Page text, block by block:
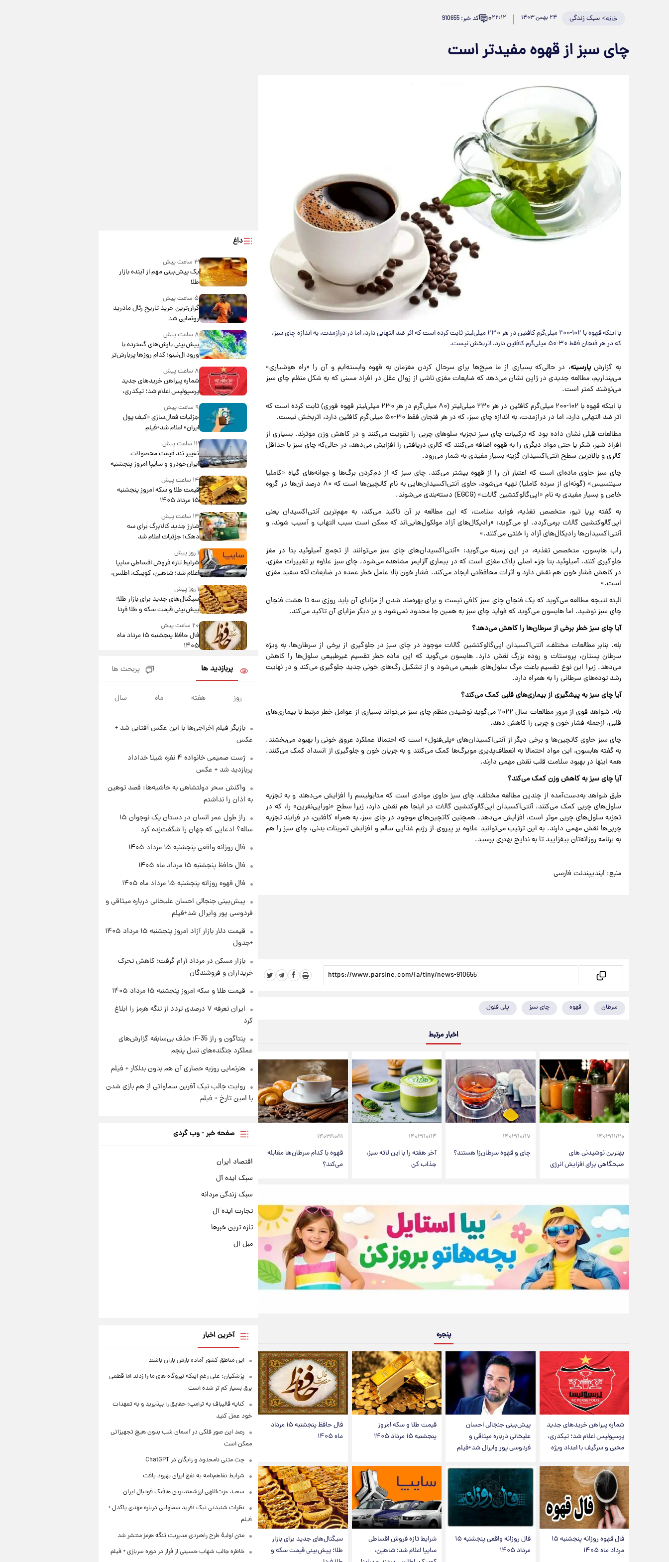
خانه>سبک زندگی ۲۴ بهمن ۱۴۰۳ ۲۲:۱۲۰ کد خبر: 910655
چای سبز از قهوه مفید‌تر است
با اینکه قهوه با ۱۰۲-۲۰۰ میلی‌گرم کافئین در هر ۲۳۰ میلی‌لیتر ثابت کرده است که اثر ضد التهابی دارد، اما در درازمدت، به اندازه چای سبز،
که در هر فنجان فقط ۳۰-۵۰ میلی‌گرم کافئین دارد، اثربخش نیست.
به گزارشپارسینه، در حالی‌که بسیاری از ما صبح‌ها برای سرحال کردن مغزمان به قهوه وابسته‌ایم و آن را «راه هوشیاری»
می‌پنداریم، مطالعه جدیدی در ژاپن نشان می‌دهد که ضایعات مغزی ناشی از زوال عقل در افراد مسنی که به شکل منظم چای سبز
می‌نوشند کمتر است.
با اینکه قهوه با ۱۰۲-۲۰۰ میلی‌گرم کافئین در هر ۲۳۰ میلی‌لیتر (۸۰ میلی‌گرم در هر ۲۳۰ میلی‌لیتر قهوه فوری) ثابت کرده است که
اثر ضد التهابی دارد، اما در درازمدت، به اندازه چای سبز، که در هر فنجان فقط ۳۰-۵۰ میلی‌گرم کافئین دارد، اثربخش نیست.
مطالعات قبلی نشان داده بود که ترکیبات چای سبز تجزیه سلو‌های چربی را تقویت می‌کنند و در کاهش وزن موثرند. بسیاری از
افراد شیر، شکر یا حتی مواد دیگری را به قهوه اضافه می‌کنند که کالری دریافتی را افزایش می‌دهد، در حالی‌که چای سبز با حداقل
کالری و بالاترین سطح آنتی‌اکسیدان گزینه بسیار مفیدی به شمار می‌رود.
چای سبز حاوی ماده‌ای است که اعتبار آن را از قهوه بیشتر می‌کند. چای سبز که از دم‌کردن برگ‌ها و جوانه‌های گیاه «کاملیا
سیننسیس» (گونه‌ای از سرده کاملیا) تهیه می‌شود، حاوی آنتی‌اکسیدان‌هایی به نام کاتچین‌ها است که ۸۰ درصد آن‌ها در گروه
خاص و بسیار مفیدی به نام «اپی‌گالوکتشین گالات» (EGCG) دسته‌بندی می‌شوند.
به گفته پریا تیو، متخصص تغذیه، فواید سلامت، که این مطالعه بر آن تاکید می‌کند، به مهم‌ترین آنتی‌اکسیدان یعنی
اپی‌گالوکتشین گالات برمی‌گردد. او می‌گوید: «رادیکال‌های آزاد مولکول‌هایی‌اند که ممکن است سبب التهاب و آسیب شوند، و
آنتی‌اکسیدان‌ها رادیکال‌های آزاد را خنثی می‌‌کنند.»
راب هابسون، متخصص تغذیه، در این زمینه می‌گوید: «آنتی‌اکسیدان‌های چای سبز می‌توانند از تجمع آمیلوئید بتا در مغز
جلوگیری کنند. آمیلوئید بتا جز‌ء اصلی پلاک‌ مغزی است که در بیماری آلزایمر مشاهده می‌شود. چای سبز علاوه بر تغییرات مغزی،
در کاهش فشار خون هم نقش دارد و اثرات محافظتی ایجاد می‌کند. فشار خون بالا عامل خطر عمده در ضایعات لکه سفید مغزی
است.»
البته نتیجه مطالعه می‌گوید که یک فنجان چای سبز کافی نیست و برای بهره‌مند شدن از مزایای آن باید روزی سه تا هشت فنجان
چای سبز نوشید. اما هابسون می‌گوید که فواید چای سبز به همین جا محدود نمی‌شود و بر دیگر مزایای آن تاکید می‌‌کند.
آیا چای سبز خطر برخی از سرطان‌ها را کاهش می‌دهد؟
بله. بنابر مطالعات مختلف، آنتی‌اکسیدان اپی‌گالوکتشین گالات موجود در چای سبز در جلوگیری از برخی از سرطان‌ها، به ویژه
سرطان‌ پستان، پروستات و روده بزرگ نقش دارد. هابسون می‌گوید که این ماده خطر تقسیم غیرطبیعی سلول‌ها را کاهش
می‌دهد. زیرا این نوع تقسیم‌ باعث مرگ سلول‌های طبیعی می‌شود و از تشکیل رگ‌‌های خونی جدید جلوگیری می‌کند و در نهایت
رشد توده‌های سرطانی را به همراه دارد.
آیا چای سبز به پیشگیری از بیماری‌های قلبی کمک می‌کند؟
بله. شواهد قوی از مرور مطالعات سال ۲۰۲۲ می‌‌‌گوید نوشیدن منظم چای سبز می‌تواند بسیاری از عوامل خطر مرتبط با بیماری‌های
قلبی، ازجمله فشار خون و چربی را کاهش دهد.
چای سبز حاوی کاتچین‌ها و برخی دیگر از آنتی‌اکسیدان‌های «پلی‌فنول» است که احتمالا عملکرد عروق خونی را بهبود می‌بخشند.
به گفته هابسون، این مواد احتمالا به انعطاف‌پذیری مویرگ‌ها کمک می‌کنند و به جریان خون و جلوگیری از انسداد کمک می‌کنند.
همه اینها در بهبود سلامت قلب نقش مهمی دارند.
آیا چای سبز به کاهش وزن کمک می‌کند؟
طبق شواهد به‌دست‌آمده از چندین مطالعه مختلف، چای سبز حاوی موادی است که متابولیسم را افزایش می‌دهند و به تجزیه
سلول‌های چربی کمک می‌کنند. آنتی‌اکسیدان اپی‌گالوکتشین گالات در اینجا هم نقش دارد، زیرا سطح «نوراپی‌نفرین» را، که در
تجزیه سلول‌های چربی موثر است، افزایش می‌دهد. همچنین کاتچین‌های موجود در چای سبز، به همراه کافئین، در فرایند تجزیه
چربی‌ها نقش مهمی دارند. به این ترتیب می‌توانید علاوه بر پیروی از رژیم غذایی سالم و افزایش تمرینات بدنی، چای سبز را هم
به برنامه روزانه‌تان بیفزایید تا به نتایج بهتری برسید.
منبع: ایندیپندنت فارسی
سرطان قهوه چای سبز پلی فنول
اخبار مرتبط
۱۴۰۳/۱۱/۲۰
بهترین نوشیدنی های
صبحگاهی برای افزایش انرژی
۱۴۰۳/۱۰/۱۷
چای و قهوه سرطان‌زا هستند؟
۱۴۰۳/۱۰/۱۴
آخر هفته را با این لاته سبز،
جذاب کن
۱۴۰۳/۱۰/۱۱
قهوه با کدام سرطان‌ها مقابله
می‌کند؟
پنجره
شماره پیراهن خریدهای جدید
پرسپولیس اعلام شد؛ تیکدری،
محبی و سرگیف با اعداد ویژه
پیش‌بینی جنجالی احسان
علیخانی درباره میثاقی و
فردوسی پور وایرال شد+فیلم
قیمت طلا و سکه امروز
پنجشنبه ۱۵ مرداد ۱۴۰۵
فال حافظ پنجشنبه ۱۵ مرداد
ماه ۱۴۰۵
فال قهوه روزانه پنجشنبه ۱۵
مرداد ماه ۱۴۰۵
فال روزانه واقعی پنجشنبه ۱۵
مرداد ۱۴۰۵
شرایط تازه فروش اقساطی
سایپا اعلام شد؛ شاهین،
سیگنال‌های جدید برای بازار
طلا؛ پیش‌بینی قیمت سکه و
داغ
۳ ساعت پیش
یک پیش‌بینی مهم از آینده بازار
طلا
۵ ساعت پیش
گران‌ترین خرید تاریخ رئال مادرید
رونمایی شد
۸ ساعت پیش
پیش‌بینی بارش‌های گسترده با
ورود ال‌نینو؛ کدام روزها پربارش‌تر
۸ ساعت پیش
شماره پیراهن خریدهای جدید
پرسپولیس اعلام شد؛ تیکدری،
۹ ساعت پیش
جزئیات فعال‌سازی «کیف پول
ایران» اعلام شد+فیلم
۱۲ ساعت پیش
تغییر تند قیمت محصولات
ایران‌خودرو و سایپا امروز پنجشنبه
۱۵ مرداد ۱۴۰۵ +جدول
۱۴ ساعت پیش
قیمت طلا و سکه امروز پنجشنبه
۱۵ مرداد ۱۴۰۵
۱۴ ساعت پیش
شارژ جدید کالابرگ برای سه
دهک؛ جزئیات اعلام شد
۱ روز پیش
شرایط تازه فروش اقساطی سایپا
اعلام شد؛ شاهین، کوییک، اطلس،
سهند و ساینا با اقساط بلندمدت +
جدول۱ روز پیش
سیگنال‌های جدید برای بازار طلا؛
پیش‌بینی قیمت سکه و طلا فردا
۲۰ ساعت پیش
فال حافظ پنجشنبه ۱۵ مرداد ماه
۱۴۰۵
فال قهوه روزانه پنجشنبه ۱۵ مرداد
ماه ۱۴۰۵
۲۲ ساعت پیش
چهارشنبه ۱۴ مرداد + جدول
۱ روز پیش
تولید سایپا؛ نام خودرو، مبلغ پیش
مشارکت چند درصد است؟
پربازدید ها پربحث ها
روز هفته ماه سال
بازیگر فیلم اخراجی‌ها با این عکس آفتابی شد +
عکس
ژست صمیمی خانواده ۴ نفره شیلا خداداد
پربازدید شد + عکس
واکنش سحر دولتشاهی به حاشیه‌ها: قصد توهین
به اذان را نداشتم
راز طول عمر انسان در دستان یک نوجوان ۱۵
ساله؟ ادعایی که جهان را شگفت‌زده کرد
فال روزانه واقعی پنجشنبه ۱۵ مرداد ۱۴۰۵
فال حافظ پنجشنبه ۱۵ مرداد ماه ۱۴۰۵
فال قهوه روزانه پنجشنبه ۱۵ مرداد ماه ۱۴۰۵
پیش‌بینی جنجالی احسان علیخانی درباره میثاقی و
فردوسی پور وایرال شد+فیلم
قیمت دلار بازار آزاد امروز پنجشنبه ۱۵ مرداد ۱۴۰۵
+جدول
بازار مسکن در مرداد آرام گرفت؛ کاهش تحرک
خریداران و فروشندگان
قیمت طلا و سکه امروز پنجشنبه ۱۵ مرداد ۱۴۰۵
ایران تعرفه ۷ درصدی تردد از تنگه هرمز را ابلاغ
کرد
پنتاگون و راز F-35؛ حذف بی‌سابقه گزارش‌های
عملکرد جنگنده‌های نسل پنجم
هنرنمایی روزبه حصاری آن هم بدون بدلکار + فیلم
روایت جالب نیک آفرین سماواتی از هم بازی شدن
با امین تارخ + فیلم
صفحه خبر - وب گردی
اقتصاد ایران
سبک ایده آل
سبک زندگی مردانه
تجارت ایده آل
تازه ترین خبرها
مبل ال
آخرین اخبار
این مناطق کشور آماده بارش باران باشند
پزشکیان: علی رغم اینکه نیروگاه های ما را زدند اما قطعی
برق بسیار کم تر شده است
کنایه قالیباف به ترامپ: حقایق را بپذیرید و به تعهدات
خود عمل کنید
رصد این صور فلکی در آسمان شب بدون هیچ تجهیزاتی
ممکن است
چت متنی نامحدود و رایگان در ChatGPT
شرایط تفاهم‌نامه به نفع ایران بهبود یافت
سعید عزت‌اللهی ارزشمندترین هافبک فوتبال ایران
نظرات شنیدنی نیک آفرید سماواتی درباره مهدی پاکدل +
فیلم
متن اولیۀ طرح راهبردی مدیریت تنگه هرمز منتشر شد
خاطره جالب شهاب حسینی از فرار در دوره سربازی + فیلم